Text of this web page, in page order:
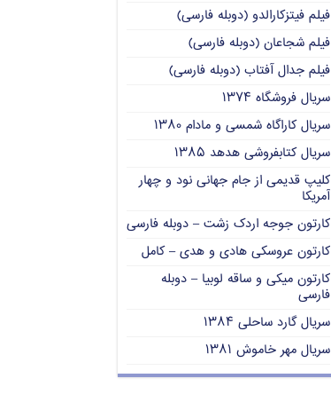
فیلم فیتزکارالدو (دوبله فارسی)
فیلم شجاعان (دوبله فارسی)
فیلم جدال آفتاب (دوبله فارسی)
سریال فروشگاه ۱۳۷۴
سریال کاراگاه شمسی و مادام ۱۳۸۰
سریال کتابفروشی هدهد ۱۳۸۵
کلیپ قدیمی از جام جهانی نود و چهار
آمریکا
کارتون جوجه اردک زشت – دوبله فارسی
کارتون عروسکی هادی و هدی – کامل
کارتون میکی و ساقه لوبیا – دوبله
فارسی
سریال گارد ساحلی ۱۳۸۴
سریال مهر خاموش ۱۳۸۱